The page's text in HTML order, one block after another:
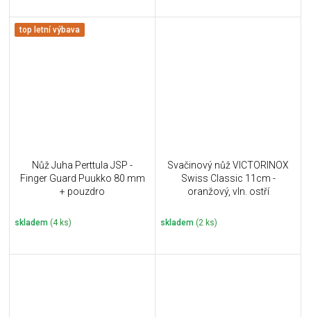
top letní výbava
Nůž Juha Perttula JSP -
Finger Guard Puukko 80 mm
+ pouzdro
skladem (4 ks)
Svačinový nůž VICTORINOX
Swiss Classic 11cm -
oranžový, vln. ostří
skladem (2 ks)